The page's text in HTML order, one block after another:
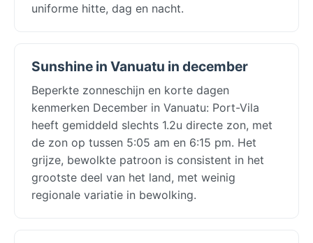
uniforme hitte, dag en nacht.
Sunshine in Vanuatu in december
Beperkte zonneschijn en korte dagen
kenmerken December in Vanuatu: Port-Vila
heeft gemiddeld slechts 1.2u directe zon, met
de zon op tussen 5:05 am en 6:15 pm. Het
grijze, bewolkte patroon is consistent in het
grootste deel van het land, met weinig
regionale variatie in bewolking.